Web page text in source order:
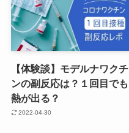
【体験談】モデルナワクチ
ンの副反応は？１回目でも
熱が出る？
2022-04-30